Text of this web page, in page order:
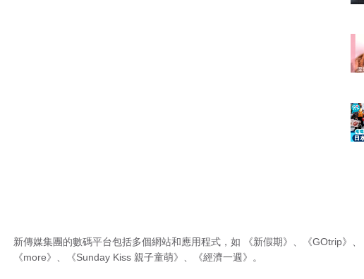
新傳媒集團的數碼平台包括多個網站和應用程式，如 《新假期》 《GOtrip》
《more》
《Sunday Kiss 親子童萌》 《經濟一週》 。